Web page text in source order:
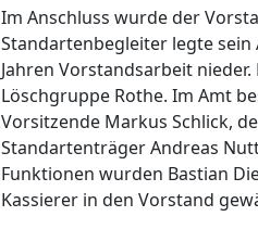
Im Anschluss wurde der
Standartenbegleiter legte sein
Jahren Vorstandsarbeit
Löschgruppe Rothe. Im Amt
Vorsitzende Markus Schlick,
Standartenträger Andreas
Funktionen wurden Bastian
Kassierer in den Vorstand